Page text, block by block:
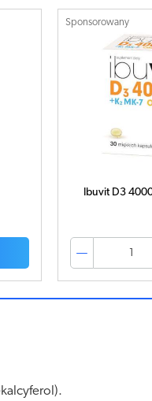
Sponsorowany
Ibuvit D3